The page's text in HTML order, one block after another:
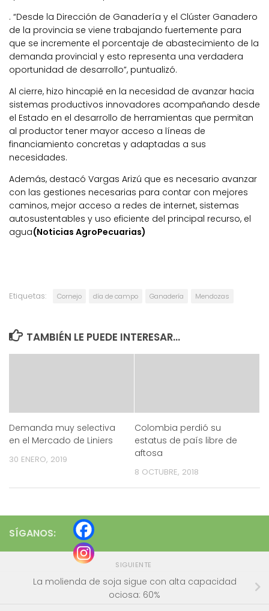
. “Desde la Dirección de Ganadería y el Clúster Ganadero
de la provincia se viene trabajando fuertemente para
que se incremente el porcentaje de abastecimiento de la
demanda provincial y esto representa una verdadera
oportunidad de desarrollo”, puntualizó.
Al cierre, hizo hincapié en la necesidad de avanzar hacia
sistemas productivos innovadores acompañando desde
el Estado en el desarrollo de herramientas que permitan
al productor tener mayor acceso a líneas de
financiamiento concretas y adaptadas a sus
necesidades.
Además, destacó Vargas Arizú que es necesario avanzar
con las gestiones necesarias para contar con mejores
caminos, mejor acceso a redes de internet, sistemas
autosustentables y uso eficiente del principal recurso, el
agua(Noticias AgroPecuarias)
Etiquetas: Cornejo día de campo Ganadería Mendozas
TAMBIÉN LE PUEDE INTERESAR...
Demanda muy selectiva
en el Mercado de Liniers
30 ENERO, 2019
Colombia perdió su
estatus de país libre de
aftosa
8 OCTUBRE, 2018
SÍGANOS:
SIGUIENTE
La molienda de soja sigue con alta capacidad
ociosa: 60%